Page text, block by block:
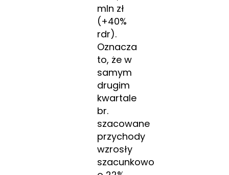
mln zł
(+40%
rdr).
Oznacza
to, że w
samym
drugim
kwartale
br.
szacowane
przychody
wzrosły
szacunkowo